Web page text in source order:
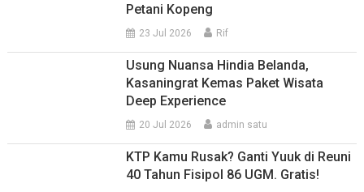
Petani Kopeng
23 Jul 2026 Rif
Usung Nuansa Hindia Belanda,
Kasaningrat Kemas Paket Wisata
Deep Experience
20 Jul 2026 admin satu
KTP Kamu Rusak? Ganti Yuuk di Reuni
40 Tahun Fisipol 86 UGM. Gratis!